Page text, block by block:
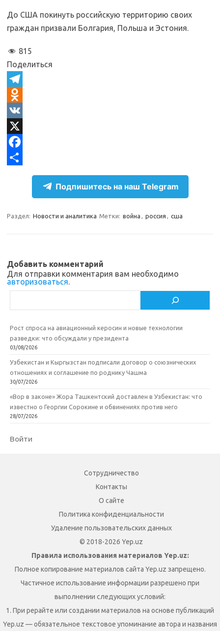
До США покинуть российскую территорию своих
граждан призвали Болгария, Польша и Эстония.
815
Поделиться
T
e
e
g
O
d
n
o
s
i
k
V
KX
F
b
k
р
и
т
Подпишитесь на наш Telegram
Раздел: Новости и аналитика Метки: война , россия , сша
Добавить комментарий
Для отправки комментария вам необходимо
авторизоваться.
Рост спроса на авиационный керосин и новые технологии
разведки: что обсуждали у президента
03/08/2026
Узбекистан и Кыргызстан подписали договор о союзнических
отношениях и соглашение по роднику Чашма
30/07/2026
«Вор в законе» Жора Ташкентский доставлен в Узбекистан: что
известно о Георгии Сорокине и обвинениях против него
28/07/2026
Войти
Сотрудничество
Контакты
О сайте
Политика конфиденциальности
Удаление пользовательских данных
© 2018-2026 Yep.uz
Правила использования материалов Yep.uz:
Полное копирование материалов сайта Yep.uz запрещено.
Частичное использование информации разрешено при
выполнении следующих условий:
1. При рерайте или создании материалов на основе публикаций
Yep.uz — обязательное текстовое упоминание автора и названия